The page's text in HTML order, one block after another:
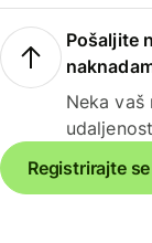
Pošaljite
Neka vaš
Registrirajte se